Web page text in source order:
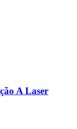
A Laser